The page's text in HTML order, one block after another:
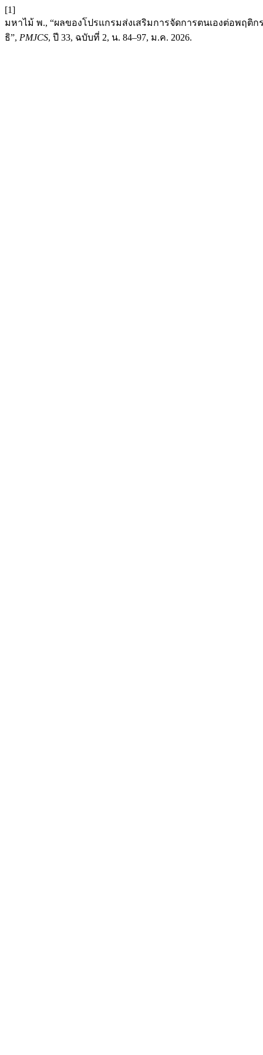
[1]
มหาไม้ พ., “ผลของโปรแกรมส่งเสริมการจัดการตนเองต่อพฤ
ธิ”, PMJCS, ปี 33, ฉบับที่ 2, น. 84–97, ม.ค. 2026.